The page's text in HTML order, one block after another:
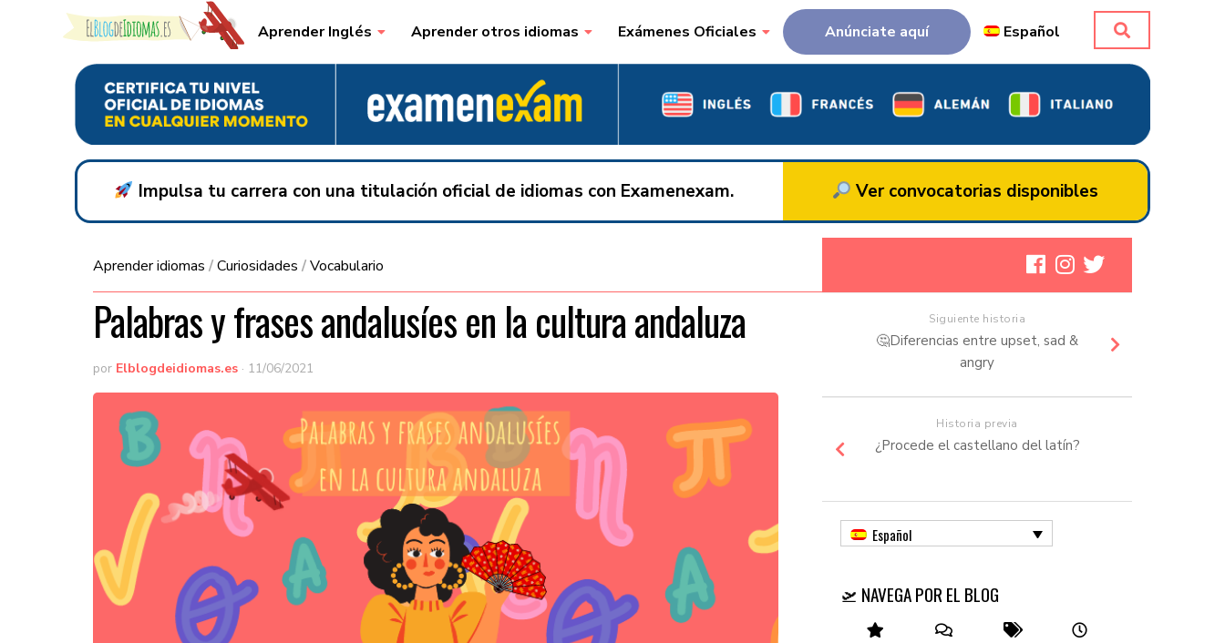
Skip to content Aprender Inglés Aprender otros idiomas Exámenes Oficiales Anúnciate aquí Español
Impulsa tu carrera con una titulación oficial de idiomas con Examenexam. Ver convocatorias disponibles
Aprender idiomas /Curiosidades /Vocabulario
Palabras y frases andalusíes en la cultura andaluza
por Elblogdeidiomas.es · 11/06/2021
Siguiente historia
🤔Diferencias entre upset, sad &
angry
Historia previa
¿Procede el castellano del latín?
Español
🛫 NAVEGA POR EL BLOG